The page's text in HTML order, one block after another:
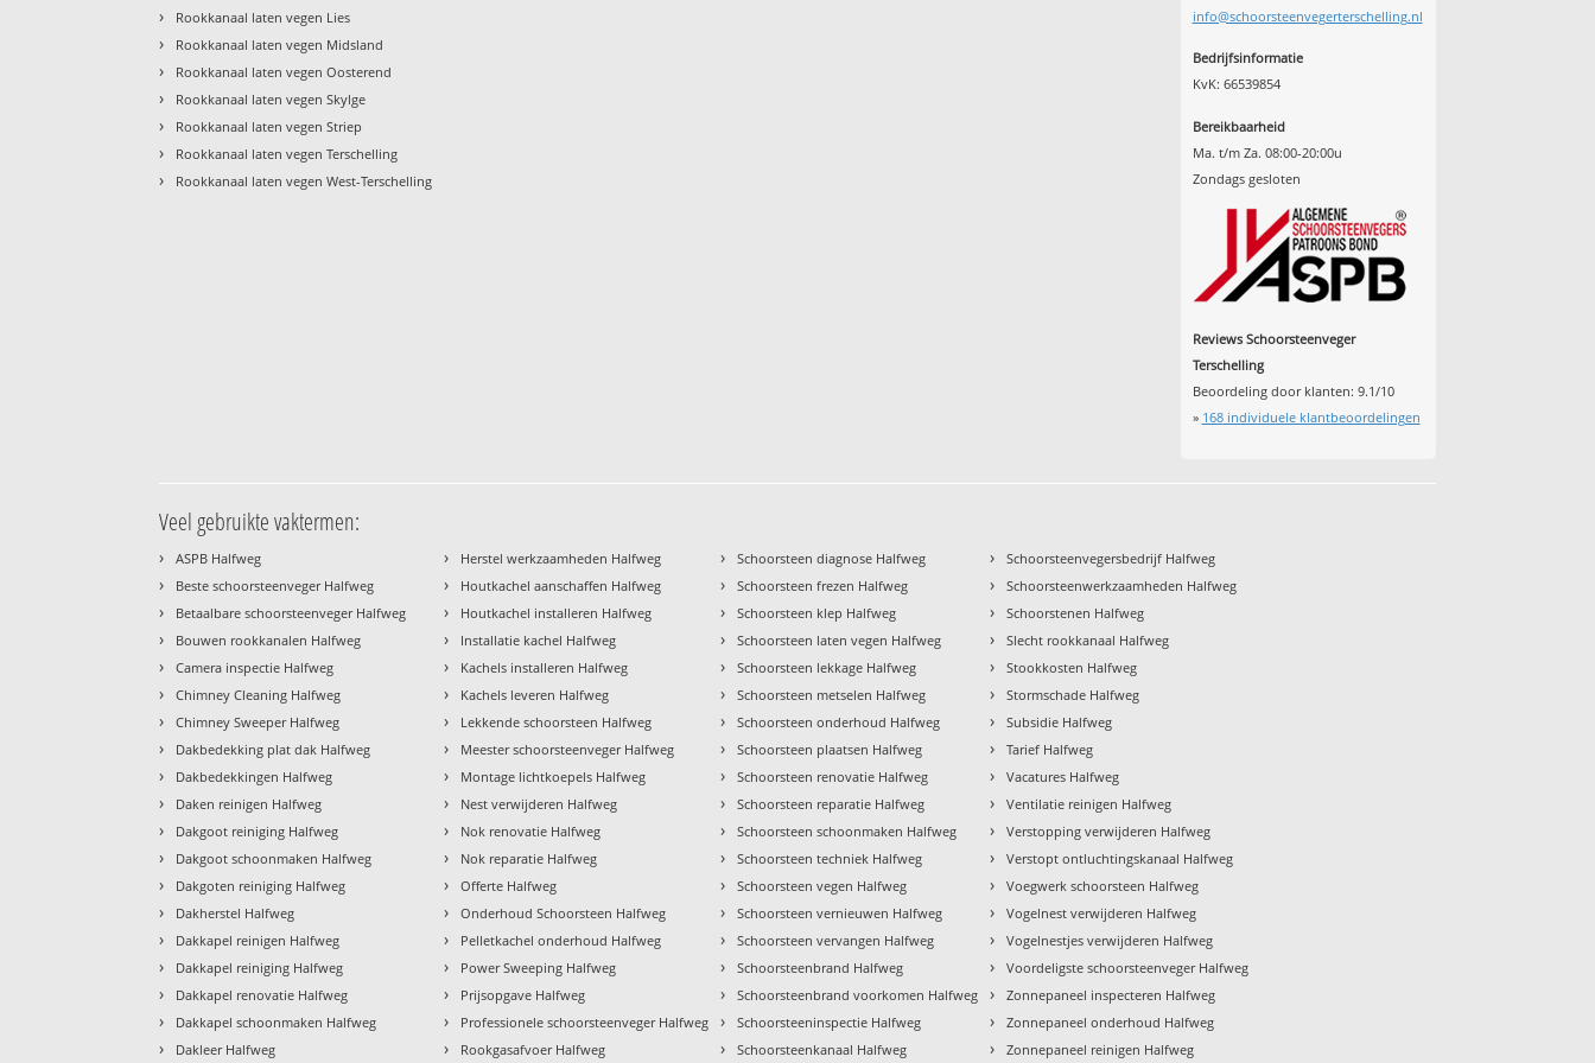
›
Rookkanaal laten vegen Lies
› Rookkanaal laten vegen Midsland
› Rookkanaal laten vegen Oosterend
› Rookkanaal laten vegen Skylge
› Rookkanaal laten vegen Striep
› Rookkanaal laten vegen Terschelling
› Rookkanaal laten vegen West-Terschelling
info@schoorsteenvegerterschelling.nl
Bedrijfsinformatie
KvK: 66539854
Bereikbaarheid
Ma. t/m Za. 08:00-20:00u
Zondags gesloten
Reviews Schoorsteenveger
Terschelling
Beoordeling door klanten: 9.1/10
» 168individuele klantbeoordelingen
Veel gebruikte vaktermen:
› ASPB Halfweg
› Beste schoorsteenveger Halfweg
› Betaalbare schoorsteenveger Halfweg
› Bouwen rookkanalen Halfweg
› Camera inspectie Halfweg
› Chimney Cleaning Halfweg
› Chimney Sweeper Halfweg
› Dakbedekking plat dak Halfweg
› Dakbedekkingen Halfweg
› Daken reinigen Halfweg
› Dakgoot reiniging Halfweg
› Dakgoot schoonmaken Halfweg
› Dakgoten reiniging Halfweg
› Dakherstel Halfweg
› Dakkapel reinigen Halfweg
› Dakkapel reiniging Halfweg
› Dakkapel renovatie Halfweg
› Dakkapel schoonmaken Halfweg
› Dakleer Halfweg
› Herstel werkzaamheden Halfweg
› Houtkachel aanschaffen Halfweg
› Houtkachel installeren Halfweg
› Installatie kachel Halfweg
› Kachels installeren Halfweg
› Kachels leveren Halfweg
› Lekkende schoorsteen Halfweg
› Meester schoorsteenveger Halfweg
› Montage lichtkoepels Halfweg
› Nest verwijderen Halfweg
› Nok renovatie Halfweg
› Nok reparatie Halfweg
› Offerte Halfweg
› Onderhoud Schoorsteen Halfweg
› Pelletkachel onderhoud Halfweg
› Power Sweeping Halfweg
› Prijsopgave Halfweg
› Professionele schoorsteenveger Halfweg
› Rookgasafvoer Halfweg
› Schoorsteen diagnose Halfweg
› Schoorsteen frezen Halfweg
› Schoorsteen klep Halfweg
› Schoorsteen laten vegen Halfweg
› Schoorsteen lekkage Halfweg
› Schoorsteen metselen Halfweg
› Schoorsteen onderhoud Halfweg
› Schoorsteen plaatsen Halfweg
› Schoorsteen renovatie Halfweg
› Schoorsteen reparatie Halfweg
› Schoorsteen schoonmaken Halfweg
› Schoorsteen techniek Halfweg
› Schoorsteen vegen Halfweg
› Schoorsteen vernieuwen Halfweg
› Schoorsteen vervangen Halfweg
› Schoorsteenbrand Halfweg
› Schoorsteenbrand voorkomen Halfweg
› Schoorsteeninspectie Halfweg
› Schoorsteenkanaal Halfweg
› Schoorsteenvegersbedrijf Halfweg
› Schoorsteenwerkzaamheden Halfweg
› Schoorstenen Halfweg
› Slecht rookkanaal Halfweg
› Stookkosten Halfweg
› Stormschade Halfweg
› Subsidie Halfweg
› Tarief Halfweg
› Vacatures Halfweg
› Ventilatie reinigen Halfweg
› Verstopping verwijderen Halfweg
› Verstopt ontluchtingskanaal Halfweg
› Voegwerk schoorsteen Halfweg
› Vogelnest verwijderen Halfweg
› Vogelnestjes verwijderen Halfweg
› Voordeligste schoorsteenveger Halfweg
› Zonnepaneel inspecteren Halfweg
› Zonnepaneel onderhoud Halfweg
› Zonnepaneel reinigen Halfweg